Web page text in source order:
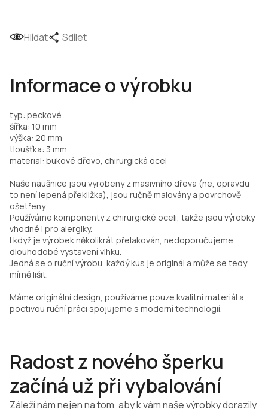
Hlídat Sdílet
Informace o výrobku
typ: peckové
šířka: 10 mm
výška: 20 mm
tloušťka: 3 mm
materiál: bukové dřevo, chirurgická ocel
Naše náušnice jsou vyrobeny z masivního dřeva (ne, opravdu
to není lepená překližka), jsou ručně malovány a povrchově
ošetřeny.
Používáme komponenty z chirurgické oceli, takže jsou výrobky
vhodné i pro alergiky.
I když je výrobek několikrát přelakován, nedoporučujeme
dlouhodobé vystavení vlhku.
Jedná se o ruční výrobu, každý kus je originál a může se tedy
mírně lišit.
Máme originální design, používáme pouze kvalitní materiál a
poctivou ruční práci spojujeme s moderní technologií.
Radost z nového šperku
začíná už při vybalování
Záleží nám nejen na tom, aby k vám naše výrobky dorazily